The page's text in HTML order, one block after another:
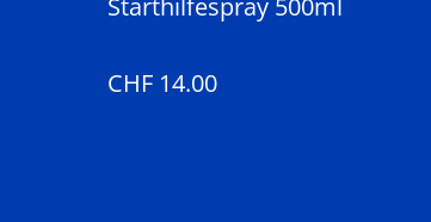
Starthilfespray 500ml
CHF 14.00